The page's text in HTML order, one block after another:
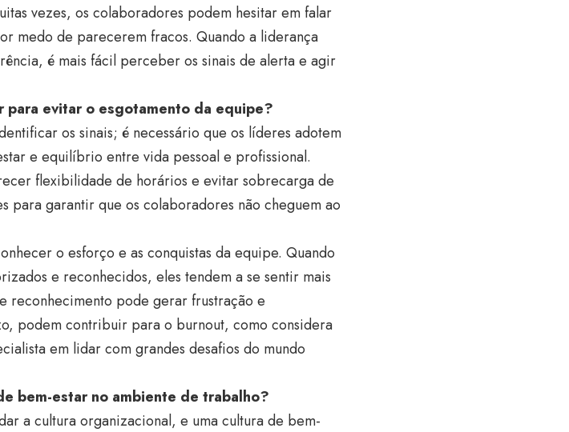
vezes, os colaboradores podem hesitar em falar
medo de parecerem fracos. Quando a liderança
é mais fácil perceber os sinais de alerta e agir
para evitar o esgotamento da equipe?
os sinais; é necessário que os líderes adotem
e equilíbrio entre vida pessoal e profissional.
flexibilidade de horários e evitar sobrecarga de
para garantir que os colaboradores não cheguem ao
o esforço e as conquistas da equipe. Quando
e reconhecidos, eles tendem a se sentir mais
reconhecimento pode gerar frustração e
podem contribuir para o burnout, como considera
em lidar com grandes desafios do mundo
bem-estar no ambiente de trabalho?
a cultura organizacional, e uma cultura de bem-